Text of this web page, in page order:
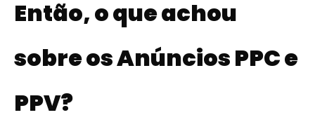
Então, o que achou
sobre os Anúncios PPC e
PPV?